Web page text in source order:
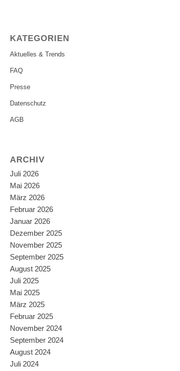
KATEGORIEN
Aktuelles & Trends
FAQ
Presse
Datenschutz
AGB
ARCHIV
Juli 2026
Mai 2026
März 2026
Februar 2026
Januar 2026
Dezember 2025
November 2025
September 2025
August 2025
Juli 2025
Mai 2025
März 2025
Februar 2025
November 2024
September 2024
August 2024
Juli 2024